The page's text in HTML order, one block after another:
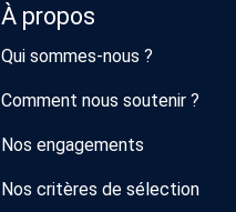
À propos
Qui sommes-nous ?
Comment nous soutenir ?
Nos engagements
Nos critères de sélection